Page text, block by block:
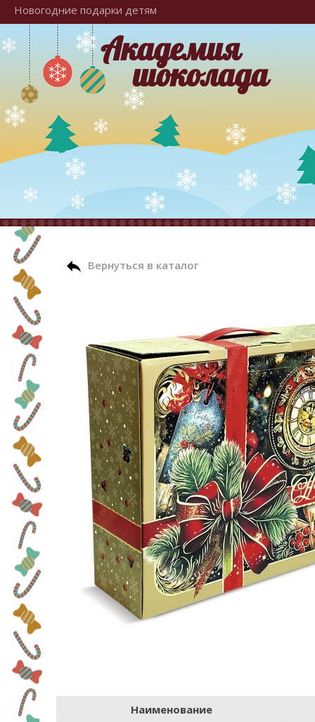
Новогодние подарки детям
Академия
шоколада
Вернуться в каталог
Наименование